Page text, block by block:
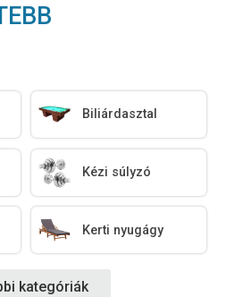
Biliárdasztal
Kézi súlyzó
Kerti nyugágy
kategóriák